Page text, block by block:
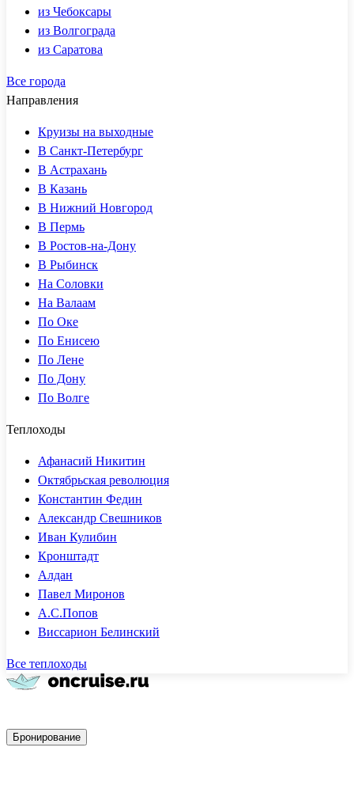
из Чебоксары
из Волгограда
из Саратова
Все города
Направления
Круизы на выходные
В Санкт-Петербург
В Астрахань
В Казань
В Нижний Новгород
В Пермь
В Ростов-на-Дону
В Рыбинск
На Соловки
На Валаам
По Оке
По Енисею
По Лене
По Дону
По Волге
Теплоходы
Афанасий Никитин
Октябрьская революция
Константин Федин
Александр Свешников
Иван Кулибин
Кронштадт
Алдан
Павел Миронов
А.С.Попов
Виссарион Белинский
Все теплоходы
Бронирование